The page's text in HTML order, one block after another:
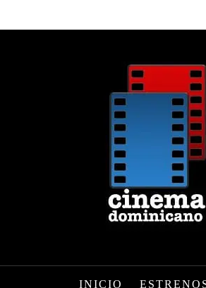
INICIO